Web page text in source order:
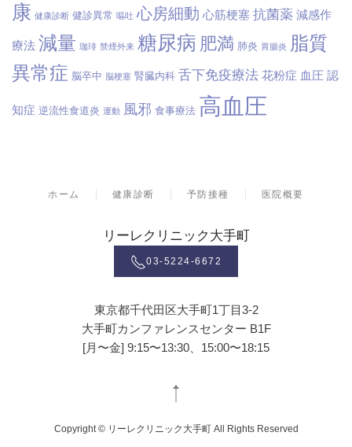
康 健康診断 健診異常 嘔吐 心房細動 心筋梗塞 抗菌薬 減感作
療法 減量 珈琲 禁煙外来 糖尿病 肥満 肺炎 胃腸炎 脂質
異常症 脳卒中 脳梗塞 腎臓内科 舌下免疫療法 花粉症 血圧 認
知症 逆流性食道炎 運動 風邪 食事療法 高血圧
ホーム 健康診断 予防接種 医院概要
リーレクリニック大手町
03-5224-6672
東京都千代田区大手町1丁目3-2
大手町カンファレンスセンター B1F
[月〜金] 9:15〜13:30、15:00〜18:15
Copyright © リーレクリニック大手町 All Rights Reserved